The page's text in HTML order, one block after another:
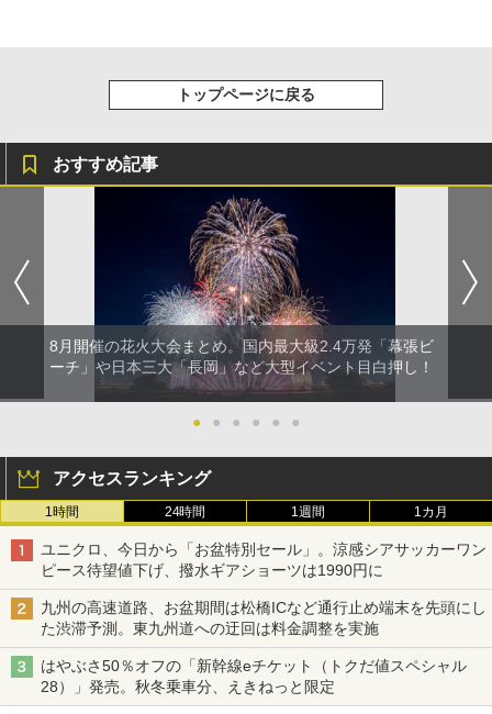
トップページに戻る
おすすめ記事
8月開催の花火大会まとめ。国内最大級2.4万発「幕張ビ
ーチ」や日本三大「長岡」など大型イベント目白押し！
● ● ● ● ● ●
アクセスランキング
1時間 24時間 1週間 1カ月
ユニクロ、今日から「お盆特別セール」。涼感シアサッカーワン
ピース待望値下げ、撥水ギアショーツは1990円に
九州の高速道路、お盆期間は松橋ICなど通行止め端末を先頭にし
た渋滞予測。東九州道への迂回は料金調整を実施
はやぶさ50％オフの「新幹線eチケット（トクだ値スペシャル
28）」発売。秋冬乗車分、えきねっと限定